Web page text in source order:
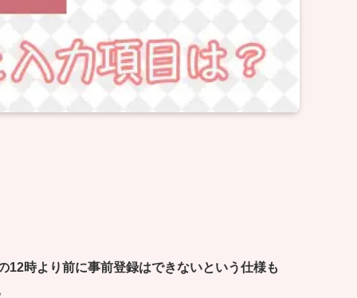
12時より前に事前登録はできないという仕様も